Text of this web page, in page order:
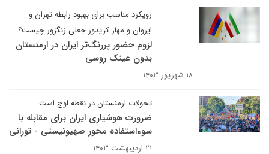
رویکرد مناسب برای بهبود رابطه تهران و
ایروان و مهار کریدور جعلی زنگزور چیست؟
لزوم حضور پررنگ‌تر ایران در ارمنستان
بدون عینک روسی
۱۸ شهریور ۱۴۰۳
تحولات ارمنستان در نقطه اوج است
ضرورت هوشیاری ایران برای مقابله با
سوءاستفاده محور صهیونیستی - تورانی
۲۱ اردیبهشت ۱۴۰۳